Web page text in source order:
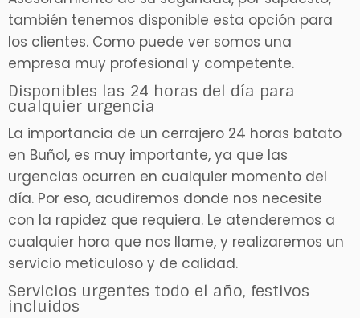
también tenemos disponible esta opción para
los clientes. Como puede ver somos una
empresa muy profesional y competente.
Disponibles las 24 horas del día para
cualquier urgencia
La importancia de un cerrajero 24 horas batato
en Buñol, es muy importante, ya que las
urgencias ocurren en cualquier momento del
día. Por eso, acudiremos donde nos necesite
con la rapidez que requiera. Le atenderemos a
cualquier hora que nos llame, y realizaremos un
servicio meticuloso y de calidad.
Servicios urgentes todo el año, festivos
incluidos